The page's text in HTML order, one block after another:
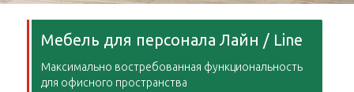
Мебель для персонала Лайн / Line
Максимально востребованная функциональность
для офисного пространства